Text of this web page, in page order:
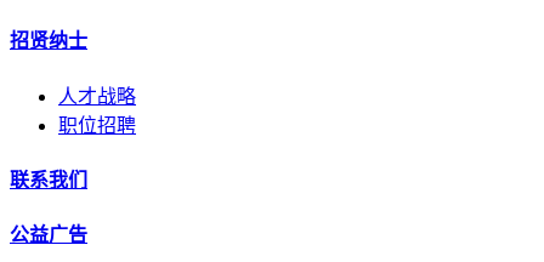
招贤纳士
人才战略
职位招聘
联系我们
公益广告